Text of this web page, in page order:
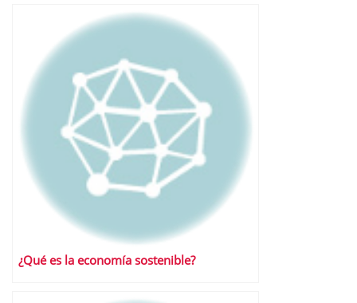
¿Qué es la economía sostenible?